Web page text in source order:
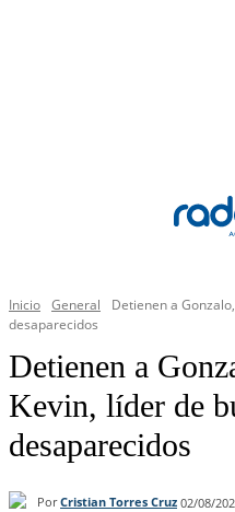
Inicio General
Detienen a
desaparecidos
Detienen a
Kevin, líder de
desaparecidos
Por Cristian Torres Cruz 02/08/